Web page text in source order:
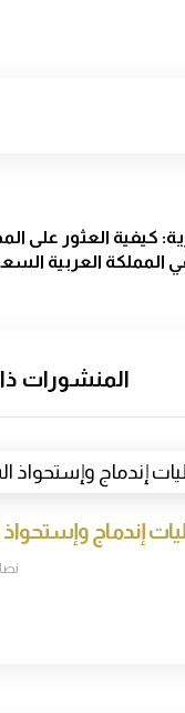
كيفية العثور على
المملكة العربية
المنشورات
إندماج